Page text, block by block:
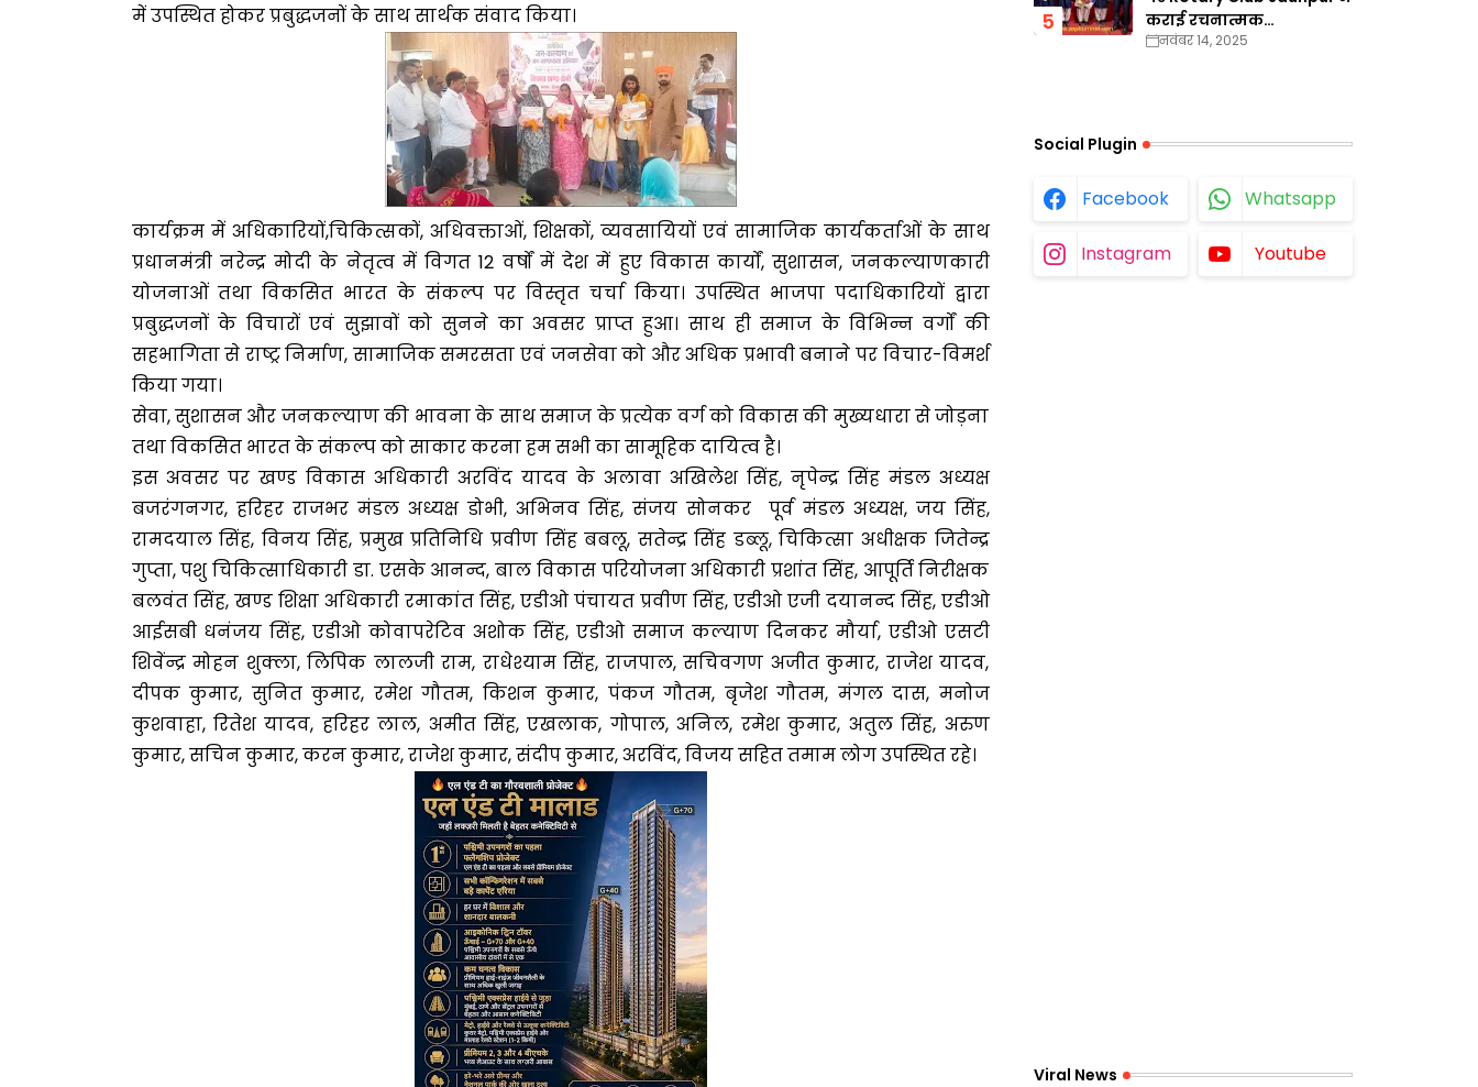
में उपस्थित होकर प्रबुद्धजनों के साथ सार्थक संवाद किया।
कार्यक्रम में अधिकारियों,चिकित्सकों, अधिवक्ताओं, शिक्षकों, व्यवसायियों एवं सामाजिक कार्यकर्ताओं के साथ
प्रधानमंत्री नरेन्द्र मोदी के नेतृत्व में विगत 12 वर्षों में देश में हुए विकास कार्यों, सुशासन, जनकल्याणकारी
योजनाओं तथा विकसित भारत के संकल्प पर विस्तृत चर्चा किया। उपस्थित भाजपा पदाधिकारियों द्वारा
प्रबुद्धजनों के विचारों एवं सुझावों को सुनने का अवसर प्राप्त हुआ। साथ ही समाज के विभिन्न वर्गों की
सहभागिता से राष्ट्र निर्माण, सामाजिक समरसता एवं जनसेवा को और अधिक प्रभावी बनाने पर विचार-विमर्श
किया गया।
सेवा, सुशासन और जनकल्याण की भावना के साथ समाज के प्रत्येक वर्ग को विकास की मुख्यधारा से जोड़ना
तथा विकसित भारत के संकल्प को साकार करना हम सभी का सामूहिक दायित्व है।
इस अवसर पर खण्ड विकास अधिकारी अरविंद यादव के अलावा अखिलेश सिंह, नृपेन्द्र सिंह मंडल अध्यक्ष
बजरंगनगर, हरिहर राजभर मंडल अध्यक्ष डोभी, अभिनव सिंह, संजय सोनकर पूर्व मंडल अध्यक्ष, जय सिंह,
रामदयाल सिंह, विनय सिंह, प्रमुख प्रतिनिधि प्रवीण सिंह बबलू, सतेन्द्र सिंह डब्लू, चिकित्सा अधीक्षक जितेन्द्र
गुप्ता, पशु चिकित्साधिकारी डा. एसके आनन्द, बाल विकास परियोजना अधिकारी प्रशांत सिंह, आपूर्ति निरीक्षक
बलवंत सिंह, खण्ड शिक्षा अधिकारी रमाकांत सिंह, एडीओ पंचायत प्रवीण सिंह, एडीओ एजी दयानन्द सिंह, एडीओ
आईसबी धनंजय सिंह, एडीओ कोवापरेटिव अशोक सिंह, एडीओ समाज कल्याण दिनकर मौर्या, एडीओ एसटी
शिवेंन्द्र मोहन शुक्ला, लिपिक लालजी राम, राधेश्याम सिंह, राजपाल, सचिवगण अजीत कुमार, राजेश यादव,
दीपक कुमार, सुनित कुमार, रमेश गौतम, किशन कुमार, पंकज गौतम, बृजेश गौतम, मंगल दास, मनोज
कुशवाहा, रितेश यादव, हरिहर लाल, अमीत सिंह, एखलाक, गोपाल, अनिल, रमेश कुमार, अतुल सिंह, अरुण
कुमार, सचिन कुमार, करन कुमार, राजेश कुमार, संदीप कुमार, अरविंद, विजय सहित तमाम लोग उपस्थित रहे।
कराई रचनात्मक
प्रतियोगिताएँ
नवंबर 14, 2025
Social Plugin
Facebook Whatsapp
Instagram Youtube
Viral News